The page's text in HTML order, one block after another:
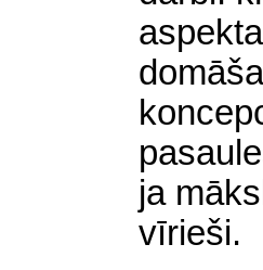
ja
vīrieši.